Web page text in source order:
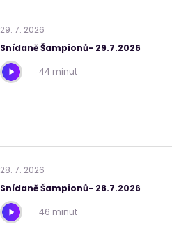
29. 7. 2026
Snídaně Šampionů- 29.7.2026
44 minut
28. 7. 2026
Snídaně Šampionů- 28.7.2026
46 minut